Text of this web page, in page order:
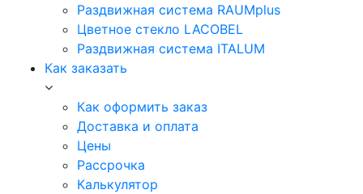
Раздвижная система RAUMplus
Цветное стекло LACOBEL
Раздвижная система ITALUM
Как заказать
Как оформить заказ
Доставка и оплата
Цены
Рассрочка
Калькулятор